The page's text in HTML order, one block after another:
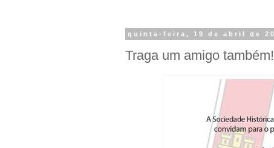
quinta-feira, 19 de abril de
Traga um amigo também!